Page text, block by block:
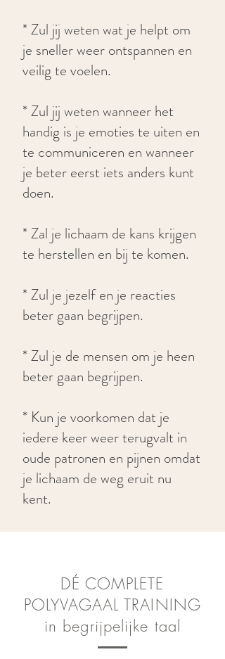
* Zul jij weten wat je helpt om
je sneller weer ontspannen en
veilig te voelen.
* Zul jij weten wanneer het
handig is je emoties te uiten en
te communiceren en wanneer
je beter eerst iets anders kunt
doen.
* Zal je lichaam de kans krijgen
te herstellen en bij te komen.
* Zul je jezelf en je reacties
beter gaan begrijpen.
* Zul je de mensen om je heen
beter gaan begrijpen.
* Kun je voorkomen dat je
iedere keer weer terugvalt in
oude patronen en pijnen omdat
je lichaam de weg eruit nu
kent.
DÉ COMPLETE
POLYVAGAAL TRAINING
in begrijpelijke taal